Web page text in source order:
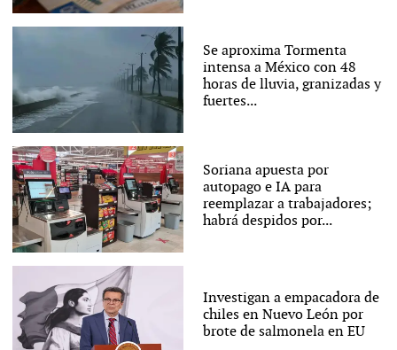
Se aproxima Tormenta
intensa a México con 48
horas de lluvia, granizadas y
fuertes...
Soriana apuesta por
autopago e IA para
reemplazar a trabajadores;
habrá despidos por...
Investigan a empacadora de
chiles en Nuevo León por
brote de salmonela en EU